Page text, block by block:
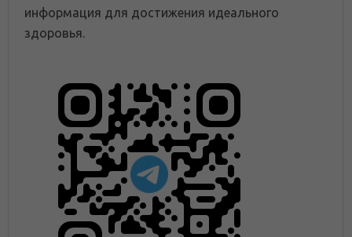
информация для достижения идеального
здоровья.